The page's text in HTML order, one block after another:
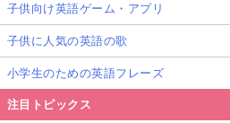
子供向け英語ゲーム・アプリ
子供に人気の英語の歌
小学生のための英語フレーズ
注目トピックス